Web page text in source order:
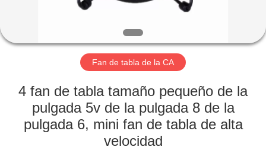
NOSOTROS
VIAJE
LA
FÁBRICA
Fan de tabla de la CA
4 fan de tabla tamaño pequeño de la
pulgada 5v de la pulgada 8 de la
pulgada 6, mini fan de tabla de alta
velocidad